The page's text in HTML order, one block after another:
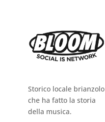
Storico locale brianzolo
che ha fatto la storia
della musica.